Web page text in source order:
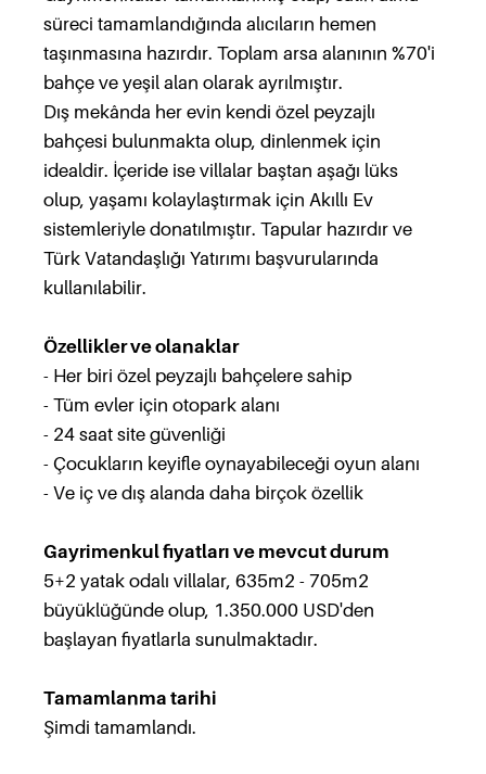
süreci tamamlandığında alıcıların hemen
taşınmasına hazırdır. Toplam arsa alanının %70'i
bahçe ve yeşil alan olarak ayrılmıştır.
Dış mekânda her evin kendi özel peyzajlı
bahçesi bulunmakta olup, dinlenmek için
idealdir. İçeride ise villalar baştan aşağı lüks
olup, yaşamı kolaylaştırmak için Akıllı Ev
sistemleriyle donatılmıştır. Tapular hazırdır ve
Türk Vatandaşlığı Yatırımı başvurularında
kullanılabilir.
Özellikler ve olanaklar
- Her biri özel peyzajlı bahçelere sahip
- Tüm evler için otopark alanı
- 24 saat site güvenliği
- Çocukların keyifle oynayabileceği oyun alanı
- Ve iç ve dış alanda daha birçok özellik
Gayrimenkul fiyatları ve mevcut durum
5+2 yatak odalı villalar, 635m2 - 705m2
büyüklüğünde olup, 1.350.000 USD'den
başlayan fiyatlarla sunulmaktadır.
Tamamlanma tarihi
Şimdi tamamlandı.